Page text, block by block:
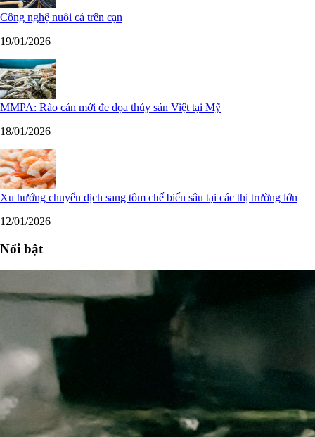
Công nghệ nuôi cá trên cạn
19/01/2026
MMPA: Rào cản mới đe dọa thủy sản Việt tại Mỹ
18/01/2026
Xu hướng chuyển dịch sang tôm chế biến sâu tại các thị trường lớn
12/01/2026
Nổi bật